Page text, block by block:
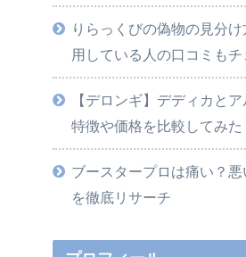
りらっくびの偽物の見分
用している人の口コミもチ
【デロンギ】デディカと
特徴や価格を比較してみた
ブースタープロは痛い？
を徹底リサーチ